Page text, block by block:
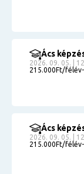
Ács
2026. 09. 05. |
215.000Ft/
Ács
2026. 09. 05. |
215.000Ft/